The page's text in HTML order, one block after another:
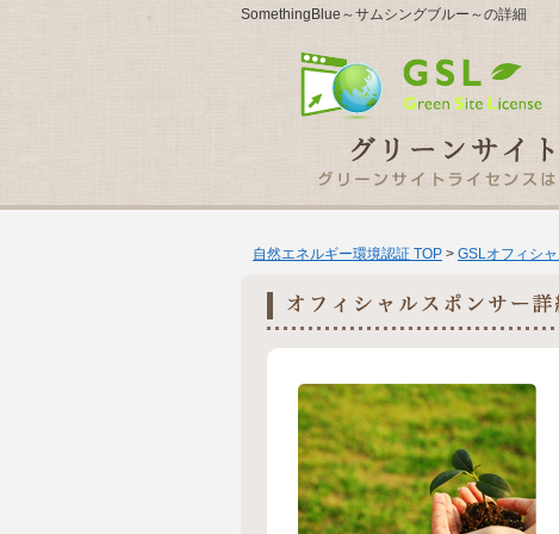
SomethingBlue～サムシングブルー～の詳細
自然エネルギー環境認証 TOP > GSLオフィシ